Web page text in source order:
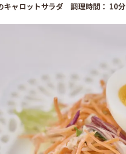
キャロットサラダ 調理時間： 10分